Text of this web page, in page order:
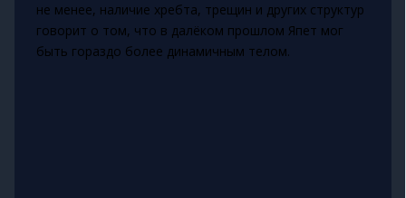
не менее, наличие хребта, трещин и других структур
говорит о том, что в далёком прошлом Япет мог
быть гораздо более динамичным телом.